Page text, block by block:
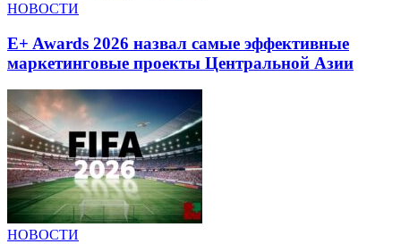
НОВОСТИ
E+ Awards 2026 назвал самые эффективные
маркетинговые проекты Центральной Азии
НОВОСТИ